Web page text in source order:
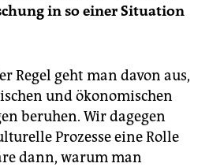
in so einer Situation
Regel geht man davon aus,
und ökonomischen
beruhen. Wir dagegen
Prozesse eine Rolle
dann, warum man